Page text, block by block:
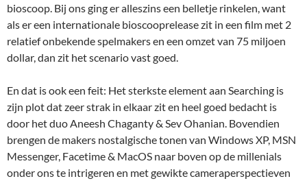
bioscoop. Bij ons ging er alleszins een belletje rinkelen, want
als er een internationale bioscooprelease zit in een film met 2
relatief onbekende spelmakers en een omzet van 75 miljoen
dollar, dan zit het scenario vast goed.
En dat is ook een feit: Het sterkste element aan Searching is
zijn plot dat zeer strak in elkaar zit en heel goed bedacht is
door het duo Aneesh Chaganty & Sev Ohanian. Bovendien
brengen de makers nostalgische tonen van Windows XP, MSN
Messenger, Facetime & MacOS naar boven op de millenials
onder ons te intrigeren en met gewikte cameraperspectieven